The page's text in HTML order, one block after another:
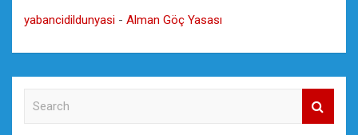
yabancidildunyasi - Alman Göç Yasası